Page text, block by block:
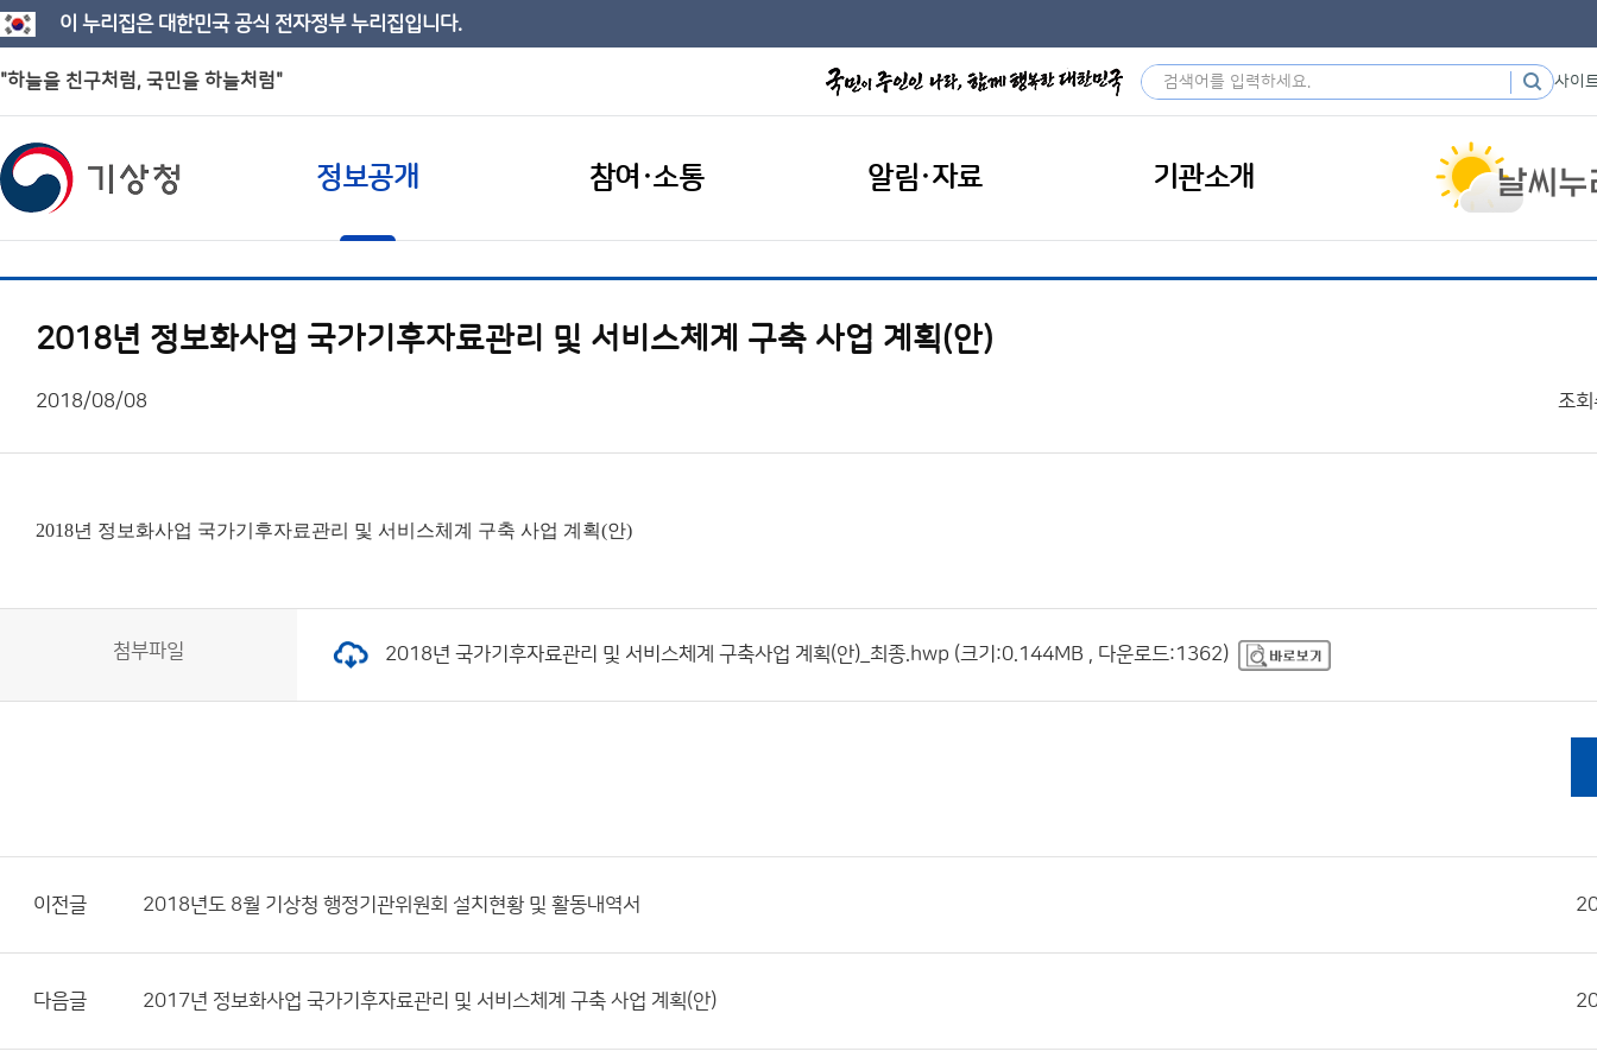
이 누리집은 대한민국 공식 전자정부 누리집입니다.
"하늘을 친구처럼, 국민을 하늘처럼" 사이
정보공개 참여·소통 알림·자료 기관소개
2018년 정보화사업 국가기후자료관리 및 서비스체계 구축 사업 계획(안)
2018/08/08 조회
2018년 정보화사업 국가기후자료관리 및 서비스체계 구축 사업 계획(안)
첨부파일 2018년 국가기후자료관리 및 서비스체계 구축사업 계획(안)_최종.hwp (크기:0.144MB , 다운로드:1362)
이전글 2018년도 8월 기상청 행정기관위원회 설치현황 및 활동내역서
다음글 2017년 정보화사업 국가기후자료관리 및 서비스체계 구축 사업 계획(안)